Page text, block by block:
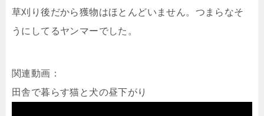
草刈り後だから獲物はほとんどいません。つまらなそ
うにしてるヤンマーでした。
関連動画：
田舎で暮らす猫と犬の昼下がり